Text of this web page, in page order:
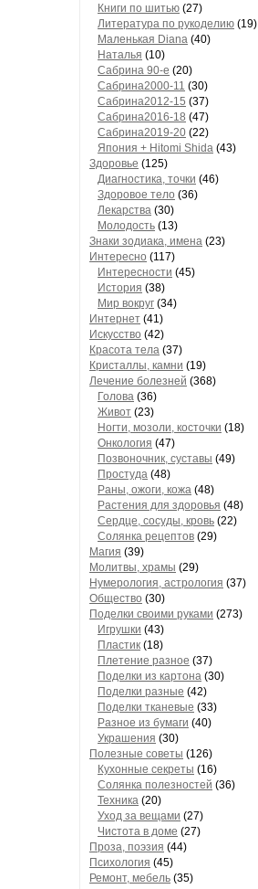
Книги по шитью (27)
Литература по рукоделию (19)
Маленькая Diana (40)
Наталья (10)
Сaбринa 90-е (20)
Сaбринa2000-11 (30)
Сaбринa2012-15 (37)
Сaбринa2016-18 (47)
Сaбринa2019-20 (22)
Япония + Hitomi Shida (43)
Здоровье (125)
Диагностика, точки (46)
Здоровое тело (36)
Лекарства (30)
Молодость (13)
Знаки зодиака, имена (23)
Интересно (117)
Интересности (45)
История (38)
Мир вокруг (34)
Интернет (41)
Искусство (42)
Красота тела (37)
Кристаллы, камни (19)
Лечение болезней (368)
Голова (36)
Живот (23)
Ногти, мозоли, косточки (18)
Онкология (47)
Позвоночник, суставы (49)
Простуда (48)
Раны, ожоги, кожа (48)
Растения для здоровья (48)
Сердце, сосуды, кровь (22)
Солянка рецептов (29)
Магия (39)
Молитвы, храмы (29)
Нумерология, астрология (37)
Общество (30)
Поделки своими руками (273)
Игрушки (43)
Пластик (18)
Плетение разное (37)
Поделки из картона (30)
Поделки разные (42)
Поделки тканевые (33)
Разное из бумаги (40)
Украшения (30)
Полезные советы (126)
Кухонные секреты (16)
Солянка полезностей (36)
Техника (20)
Уход за вещами (27)
Чистота в доме (27)
Проза, поэзия (44)
Психология (45)
Ремонт, мебель (35)